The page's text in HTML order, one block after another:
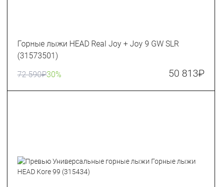
Горные лыжи HEAD Real Joy + Joy 9 GW SLR
(31573501)
72 590₽30% 50 813₽